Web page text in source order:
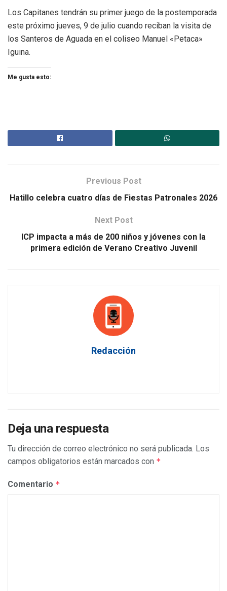
Los Capitanes tendrán su primer juego de la postemporada
este próximo jueves, 9 de julio cuando reciban la visita de
los Santeros de Aguada en el coliseo Manuel «Petaca»
Iguina.
Me gusta esto:
Previous Post
Hatillo celebra cuatro días de Fiestas Patronales 2026
Next Post
ICP impacta a más de 200 niños y jóvenes con la
primera edición de Verano Creativo Juvenil
Redacción
Deja una respuesta
Tu dirección de correo electrónico no será publicada. Los
campos obligatorios están marcados con *
Comentario *